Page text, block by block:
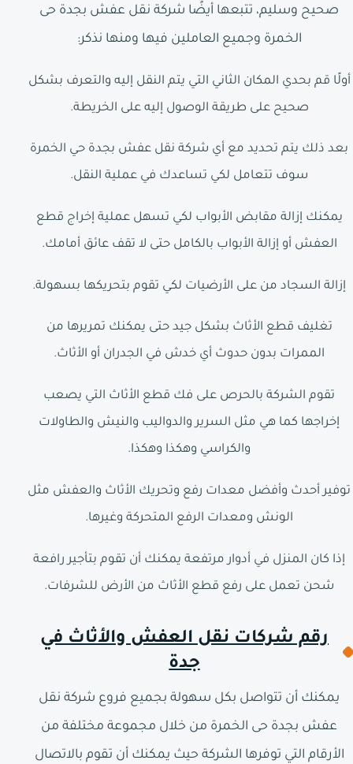
صحيح وسليم، تتبعها أيضًا شركة نقل عفش بجدة حى
الخمرة وجميع العاملين فيها ومنها نذكر:
أولًا قم بحدي المكان الثاني التي يتم النقل إليه والتعرف بشكل
صحيح على طريقة الوصول إليه على الخريطة.
بعد ذلك يتم تحديد مع أي شركة نقل عفش بجدة حي الخمرة
سوف تتعامل لكي تساعدك في عملية النقل.
يمكنك إزالة مقابض الأبواب لكي تسهل عملية إخراج قطع
العفش أو إزالة الأبواب بالكامل حتى لا تقف عائق أمامك.
إزالة السجاد من على الأرضيات لكي تقوم بتحريكها بسهولة.
تغليف قطع الأثاث بشكل جيد حتى يمكنك تمريرها من
الممرات بدون حدوث أي خدش في الجدران أو الأثاث.
تقوم الشركة بالحرص على فك قطع الأثاث التي يصعب
إخراجها كما هي مثل السرير والدواليب والنيش والطاولات
والكراسي وهكذا وهكذا.
توفير أحدث وأفضل معدات رفع وتحريك الأثاث والعفش مثل
الونش ومعدات الرفع المتحركة وغيرها.
إذا كان المنزل في أدوار مرتفعة يمكنك أن تقوم بتأجير رافعة
شحن تعمل على رفع قطع الأثاث من الأرض للشرفات.
رقم شركات نقل العفش والأثاث في
جدة
يمكنك أن تتواصل بكل سهولة بجميع فروع شركة نقل
عفش بجدة حى الخمرة من خلال مجموعة مختلفة من
الأرقام التي توفرها الشركة حيث يمكنك أن تقوم بالاتصال